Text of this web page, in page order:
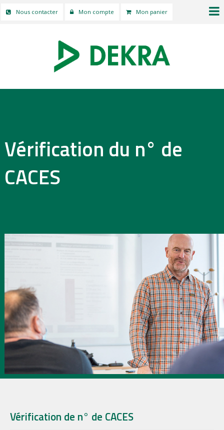
Nous contacter Mon compte Mon panier
Vérification du n° de
CACES
Vérification de n° de CACES